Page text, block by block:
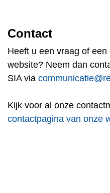
Contact
Heeft u een vraag of
website? Neem dan
SIA via
Kijk voor al onze
contactpagina van onze